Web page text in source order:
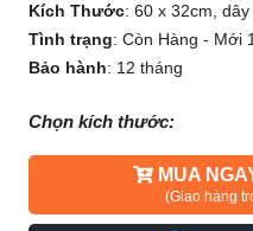
Kích Thước: 60 x 32cm,
Tình trạng: Còn Hàng - Mới
Bảo hành: 12 tháng
Chọn kích thước:
MUA
(Giao hàng